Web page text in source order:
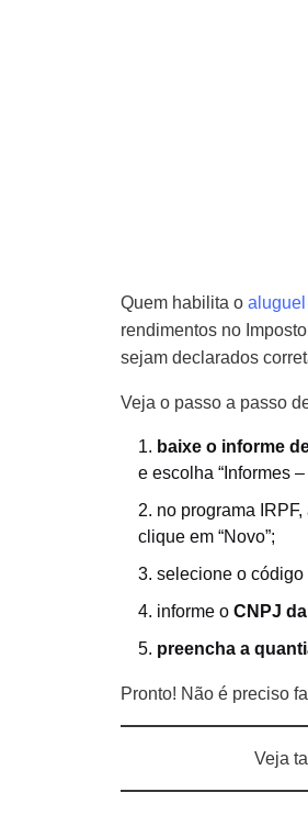
Quem habilita o
rendimentos no
sejam declarados
Veja o passo a passo
baixe o informe
e escolha “Informes
no programa IRPF,
clique em “Novo”;
selecione o código
informe o CNPJ
preencha a
Pronto! Não é preciso
Veja